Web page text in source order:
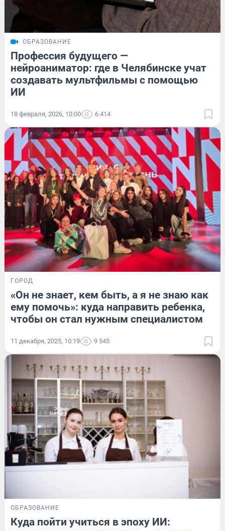
ОБРАЗОВАНИЕ
Профессия будущего —
нейроаниматор: где в Челябинске учат
создавать мультфильмы с помощью
ИИ
18 февраля, 2026, 10:00 6 414
ГОРОД
«Он не знает, кем быть, а я не знаю как
ему помочь»: куда направить ребенка,
чтобы он стал нужным специалистом
11 декабря, 2025, 10:19 9 545
ОБРАЗОВАНИЕ
Куда пойти учиться в эпоху ИИ: